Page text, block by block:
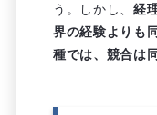
う。しかし、経
界の経験よりも
種では、競合は